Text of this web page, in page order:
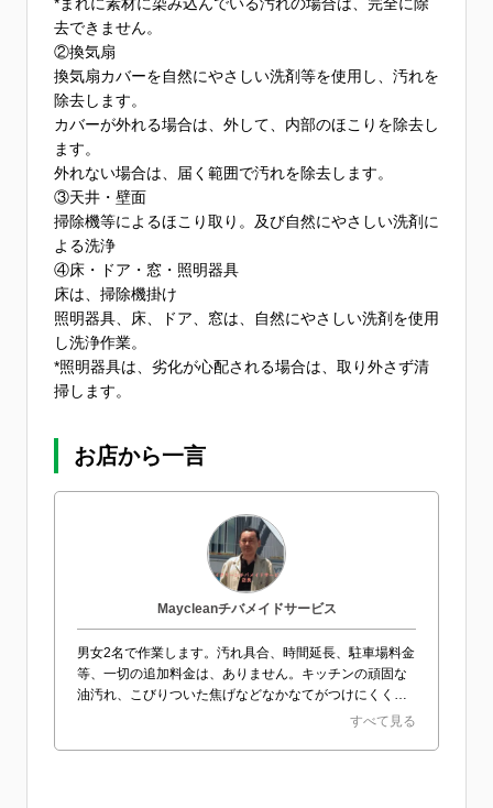
去できません。
②換気扇
換気扇カバーを自然にやさしい洗剤等を使用し、汚れを
除去します。
カバーが外れる場合は、外して、内部のほこりを除去し
ます。
外れない場合は、届く範囲で汚れを除去します。
③天井・壁面
掃除機等によるほこり取り。及び自然にやさしい洗剤に
よる洗浄
④床・ドア・窓・照明器具
床は、掃除機掛け
照明器具、床、ドア、窓は、自然にやさしい洗剤を使用
し洗浄作業。
*照明器具は、劣化が心配される場合は、取り外さず清
掃します。
お店から一言
Maycleanチバメイドサービス
男女2名で作業します。汚れ具合、時間延長、駐車場料金
等、一切の追加料金は、ありません。キッチンの頑固な
油汚れ、こびりついた焦げなどなかなてがつけにくく、
ついつい見て見ぬふり..........そんな汚れもお任せくださ
すべて見る